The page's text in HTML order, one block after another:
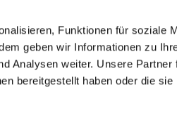
Funktionen für soziale
geben wir Informationen zu
Analysen weiter. Unsere Partner
bereitgestellt haben oder die